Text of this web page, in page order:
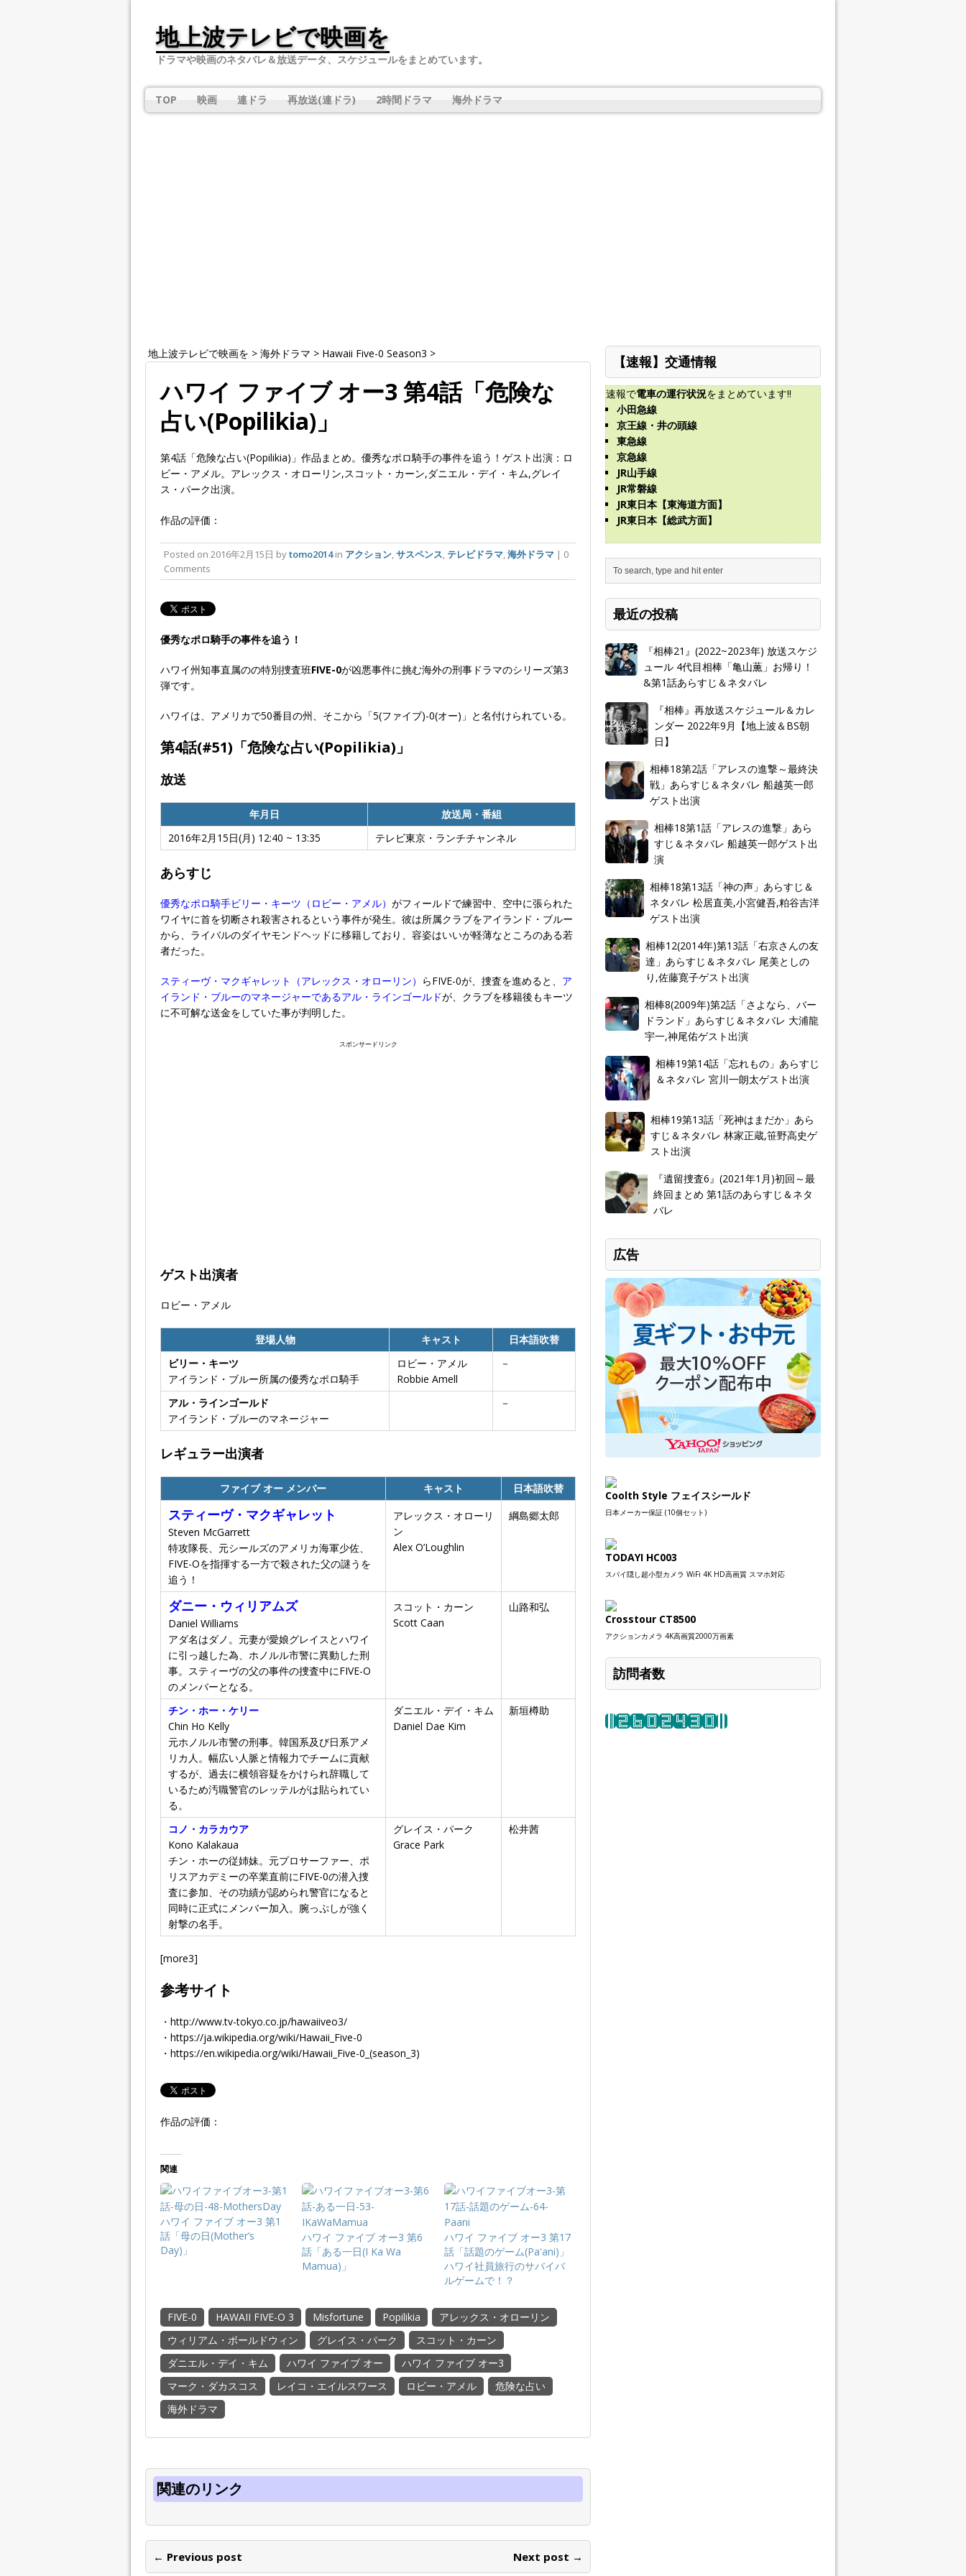
地上波テレビで映画を
ドラマや映画のネタバレ＆放送データ、スケジュールをまとめています。
TOP 映画 連ドラ 再放送(連ドラ) 2時間ドラマ 海外ドラマ
地上波テレビで映画を > 海外ドラマ > Hawaii Five-0 Season3 >
ハワイ ファイブ オー3 第4話「危険な
占い(Popilikia)」
第4話「危険な占い(Popilikia)」作品まとめ。優秀なポロ騎手の事件を追う！ゲスト出演：ロ
ビー・アメル。アレックス・オローリン,スコット・カーン,ダニエル・デイ・キム,グレイ
ス・パーク出演。
作品の評価：
Posted on 2016年2月15日 bytomo2014in アクション,サスペンス, テレビドラマ,海外ドラマ | 0
Comments
優秀なポロ騎手の事件を追う！
ハワイ州知事直属のの特別捜査班FIVE-0が凶悪事件に挑む海外の刑事ドラマのシリーズ第3
弾です。
ハワイは、アメリカで50番目の州、そこから「5(ファイブ)-0(オー)」と名付けられている。
第4話(#51)「危険な占い(Popilikia)」
放送
年月日
放送局・番組
2016年2月15日(月) 12:40 ~ 13:35
テレビ東京・ランチチャンネル
あらすじ
優秀なポロ騎手ビリー・キーツ（ロビー・アメル） がフィールドで練習中、空中に張られた
ワイヤに首を切断され殺害されるという事件が発生。彼は所属クラブをアイランド・ブルー
から、ライバルのダイヤモンドヘッドに移籍しており、容姿はいいが軽薄なところのある若
者だった。
スティーヴ・マクギャレット（アレックス・オローリン） らFIVE-0が、捜査を進めると、 ア
イランド・ブルーのマネージャーであるアル・ラインゴールドが、クラブを移籍後もキーツ
に不可解な送金をしていた事が判明した。
スポンサードリンク
ゲスト出演者
ロビー・アメル
登場人物 キャスト
日本語吹替
ビリー・キーツ
アイランド・ブルー所属の優秀なポロ騎手
ロビー・アメル
Robbie Amell
－
アル・ラインゴールド
アイランド・ブルーのマネージャー
－
レギュラー出演者
ファイブ オー メンバー キャスト 日本語吹替
スティーヴ・マクギャレット
Steven McGarrett
特攻隊長、元シールズのアメリカ海軍少佐、
FIVE-Oを指揮する一方で殺された父の謎うを
追う！
アレックス・オローリ
ン
Alex O’Loughlin
綱島郷太郎
ダニー・ウィリアムズ
Daniel Williams
アダ名はダノ。元妻が愛娘グレイスとハワイ
に引っ越した為、ホノルル市警に異動した刑
事。スティーヴの父の事件の捜査中にFIVE-O
のメンバーとなる。
スコット・カーン
Scott Caan
山路和弘
チン・ホー・ケリー
Chin Ho Kelly
元ホノルル市警の刑事。韓国系及び日系アメ
リカ人。幅広い人脈と情報力でチームに貢献
するが、過去に横領容疑をかけられ辞職して
いるため汚職警官のレッテルがは貼られてい
る。
ダニエル・デイ・キム
Daniel Dae Kim
新垣樽助
コノ・カラカウア
Kono Kalakaua
チン・ホーの従姉妹。元プロサーファー、ポ
リスアカデミーの卒業直前にFIVE-0の潜入捜
査に参加、その功績が認められ警官になると
同時に正式にメンバー加入。腕っぷしが強く
射撃の名手。
グレイス・パーク
Grace Park
松井茜
[more3]
参考サイト
・http://www.tv-tokyo.co.jp/hawaiifiveo3/
・https://ja.wikipedia.org/wiki/Hawaii_Five-0
・https://en.wikipedia.org/wiki/Hawaii_Five-0_(season_3)
作品の評価：
関連
ハワイ ファイブ オー3 第1
話「母の日(Mother’s
Day)」
ハワイ ファイブ オー3 第6
話「ある一日(I Ka Wa
Mamua)」
ハワイ ファイブ オー3 第17
話「話題のゲーム(Paʻani)」
ハワイ社員旅行のサバイバ
ルゲームで！？
FIVE-0 HAWAII FIVE-O 3 Misfortune Popilikia
アレックス・オローリン
ウィリアム・ボールドウィン
グレイス・パーク
スコット・カーン
ダニエル・デイ・キム
ハワイ ファイブ オー
ハワイ ファイブ オー3
マーク・ダカスコス
レイコ・エイルスワース ロビー・アメル
危険な占い
海外ドラマ
関連のリンク
← Previous post Next post →
【速報】交通情報
速報で電車の運行状況をまとめています!!
小田急線
京王線・井の頭線
東急線
京急線
JR山手線
JR常磐線
JR東日本【東海道方面】
JR東日本【総武方面】
最近の投稿
『相棒21』(2022~2023年) 放送スケジ
ュール 4代目相棒「亀山薫」お帰り！
&第1話あらすじ＆ネタバレ
『相棒』再放送スケジュール＆カレ
ンダー 2022年9月【地上波＆BS朝
日】
相棒18第2話「アレスの進撃～最終決
戦」あらすじ＆ネタバレ 船越英一郎
ゲスト出演
相棒18第1話「アレスの進撃」あら
すじ＆ネタバレ 船越英一郎ゲスト出
演
相棒18第13話「神の声」あらすじ＆
ネタバレ 松居直美,小宮健吾,粕谷吉洋
ゲスト出演
相棒12(2014年)第13話「右京さんの友
達」あらすじ＆ネタバレ 尾美としの
り,佐藤寛子ゲスト出演
相棒8(2009年)第2話「さよなら、バー
ドランド」あらすじ＆ネタバレ 大浦龍
宇一,神尾佑ゲスト出演
相棒19第14話「忘れもの」あらすじ
＆ネタバレ 宮川一朗太ゲスト出演
相棒19第13話「死神はまだか」あら
すじ＆ネタバレ 林家正蔵,笹野高史ゲ
スト出演
『遺留捜査6』(2021年1月)初回～最
終回まとめ 第1話のあらすじ＆ネタ
バレ
広告
Coolth Style フェイスシールド
日本メーカー保証 (10個セット)
TODAYI HC003
スパイ隠し超小型カメラ WiFi 4K HD高画質 スマホ対応
Crosstour CT8500
アクションカメラ 4K高画質2000万画素
訪問者数